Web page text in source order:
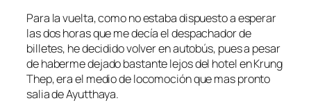
Para la vuelta, como no estaba dispuesto a esperar
las dos horas que me decía el despachador de
billetes, he decidido volver en autobús, pues a pesar
de haberme dejado bastante lejos del hotel en Krung
Thep, era el medio de locomoción que mas pronto
salia de Ayutthaya.